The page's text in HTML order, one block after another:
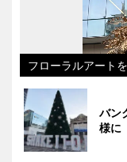
フローラルアート
バン
様に